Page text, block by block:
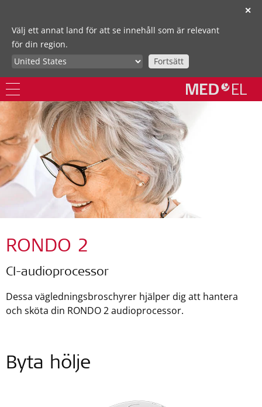
✕
Välj ett annat land för att se innehåll som är relevant
för din region.
Fortsätt
RONDO 2
CI-audioprocessor
Dessa vägledningsbroschyrer hjälper dig att hantera
och sköta din RONDO 2 audioprocessor.
Byta hölje